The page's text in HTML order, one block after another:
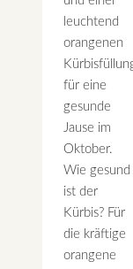
leuchtend
orangenen
für eine
gesunde
Jause im
Oktober.
Wie gesund
ist der
Kürbis? Für
die kräftige
orangene